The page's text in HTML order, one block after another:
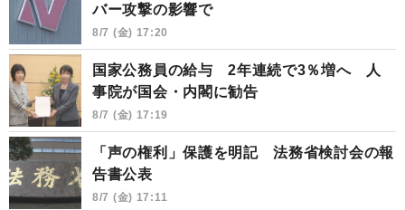
バー攻撃の影響で
8/7 (金) 17:20
国家公務員の給与 2年連続で3％増へ 人
事院が国会・内閣に勧告
8/7 (金) 17:19
「声の権利」保護を明記 法務省検討会の報
告書公表
8/7 (金) 17:11